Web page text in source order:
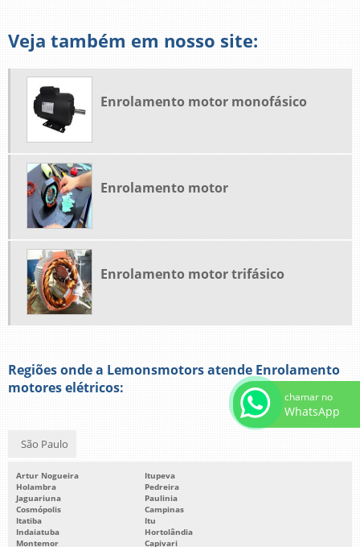
Veja também em nosso site:
Enrolamento motor monofásico
Enrolamento motor
Enrolamento motor trifásico
Regiões onde a Lemonsmotors atende Enrolamento
motores elétricos:
São Paulo
Artur Nogueira
Itupeva
Holambra
Pedreira
Jaguariuna
Paulinia
Cosmópolis
Campinas
Itatiba
Itu
Indaiatuba
Hortolândia
Montemor
Capivari
chamar no
WhatsApp